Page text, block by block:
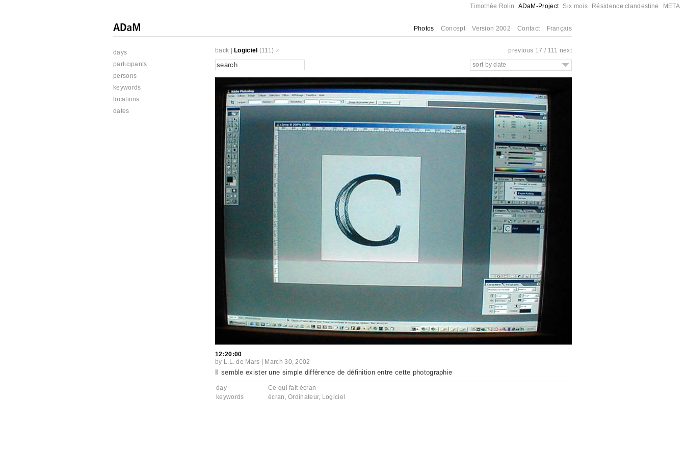
Timothée Rolin ADaM-Project Six mois Résidence clandestine META
Photos Concept Version 2002 Contact Français
days
participants
persons
keywords
locations
dates
back Logiciel (111) previous 17 / 111 next
sort by date
12:20:00
by L.L. de Mars March 30, 2002
Il semble exister une simple différence de définition entre cette photographie
day
Ce qui fait écran
keywords
écran ,Ordinateur, Logiciel